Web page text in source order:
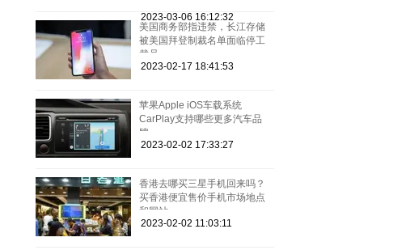
2023-03-06 16:12:32
美国商务部指违禁，长江存储
被美国拜登制裁名单面临停工
裁员
2023-02-17 18:41:53
苹果Apple iOS车载系统
CarPlay支持哪些更多汽车品
牌
2023-02-02 17:33:27
香港去哪买三星手机回来吗？
买香港便宜售价手机市场地点
和网站
2023-02-02 11:03:11